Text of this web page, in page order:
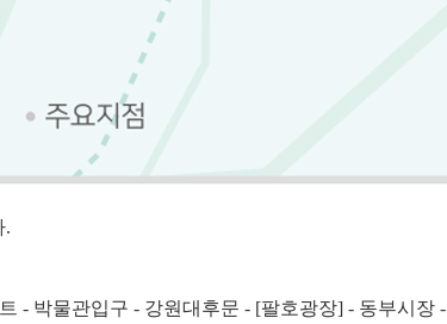
.
- 박물관입구 - 강원대후문 - [팔호광장] - 동부시장 -